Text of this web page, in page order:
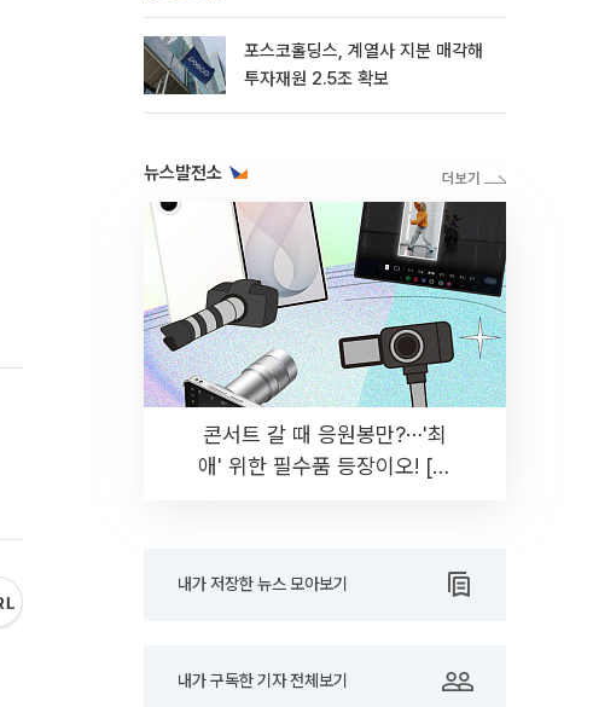
포스코홀딩스, 계열사 지분 매각해
투자재원 2.5조 확보
뉴스발전소
콘서트 갈 때 응원봉만?⋯'최
애' 위한 필수품 등장이오! [솔
내가 저장한 뉴스 모아보기
내가 구독한 기자 전체보기